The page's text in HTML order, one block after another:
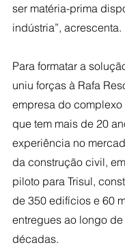
ser matéria-prima
indústria”, acrescenta.
Para formatar a
uniu forças à Rafa
empresa do complexo
que tem mais de 20
experiência no
da construção civil,
piloto para Trisul,
de 350 edifícios e 60
entregues ao longo
décadas.